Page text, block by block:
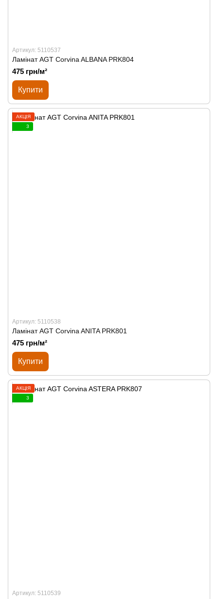
Артикул: 5110537
Ламінат AGT Corvina ALBANA PRK804
475 грн/м²
Купити
АКЦІЯ
3
Артикул: 5110538
Ламінат AGT Corvina ANITA PRK801
475 грн/м²
Купити
АКЦІЯ
3
Артикул: 5110539